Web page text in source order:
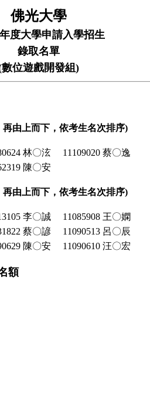
佛光大學
度大學申請入學招生
錄取名單
位遊戲開發組)
由上而下，依考生名次排序)
林〇泫
11109020 蔡〇逸
陳〇安
由上而下，依考生名次排序)
李〇誠
11085908 王〇嫻
蔡〇諺
11090513 呂〇辰
陳〇安 11090610 汪〇宏
額